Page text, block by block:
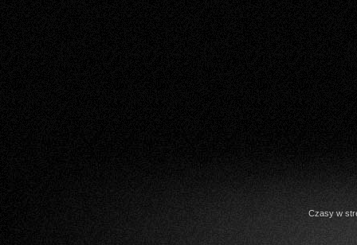
Czasy w